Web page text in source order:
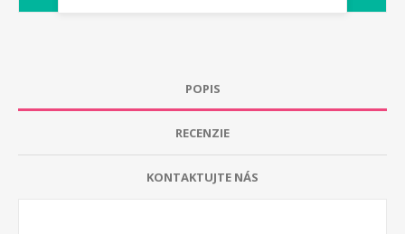
POPIS
RECENZIE
KONTAKTUJTE NÁS